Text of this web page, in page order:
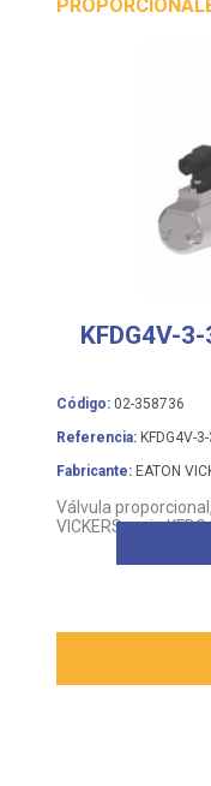
KFDG4V-
Código: 02-358736
Referencia: KFDG4V-
Fabricante: EATON
Válvula
VICKERS serie